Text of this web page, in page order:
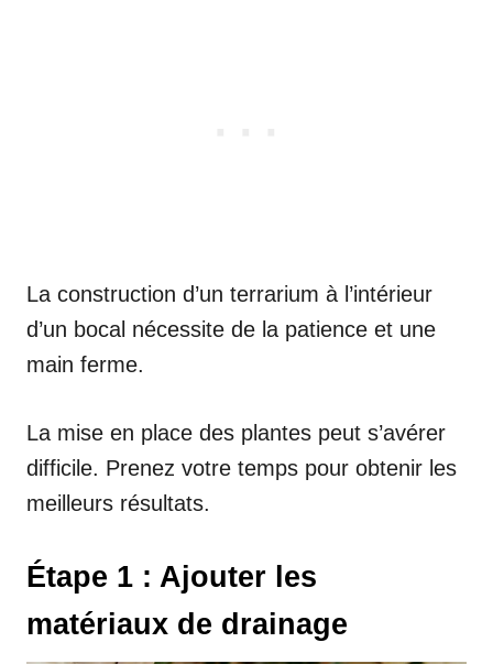
La construction d’un terrarium à l’intérieur
d’un bocal nécessite de la patience et une
main ferme.
La mise en place des plantes peut s’avérer
difficile. Prenez votre temps pour obtenir les
meilleurs résultats.
Étape 1 : Ajouter les
matériaux de drainage